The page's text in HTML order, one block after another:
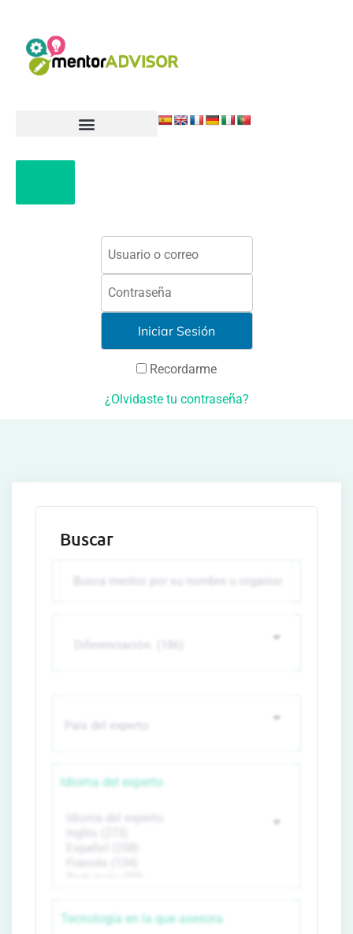
Recordarme
¿Olvidaste tu contraseña?
Buscar
Idioma del experto
Tecnología en la que asesora